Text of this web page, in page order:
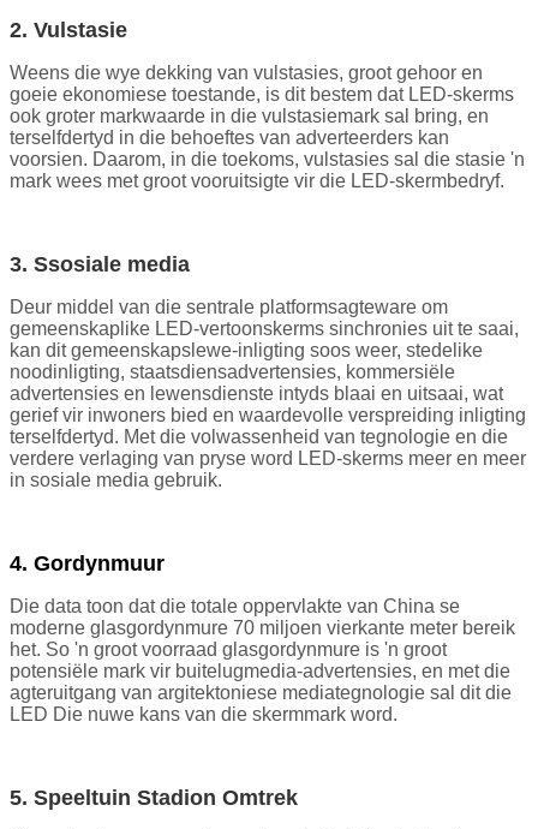
2. Vulstasie
Weens die wye dekking van vulstasies, groot gehoor en
goeie ekonomiese toestande, is dit bestem dat LED-skerms
ook groter markwaarde in die vulstasiemark sal bring, en
terselfdertyd in die behoeftes van adverteerders kan
voorsien. Daarom, in die toekoms, vulstasies sal die stasie 'n
mark wees met groot vooruitsigte vir die LED-skermbedryf.
3. Ssosiale media
Deur middel van die sentrale platformsagteware om
gemeenskaplike LED-vertoonskerms sinchronies uit te saai,
kan dit gemeenskapslewe-inligting soos weer, stedelike
noodinligting, staatsdiensadvertensies, kommersiële
advertensies en lewensdienste intyds blaai en uitsaai, wat
gerief vir inwoners bied en waardevolle verspreiding inligting
terselfdertyd. Met die volwassenheid van tegnologie en die
verdere verlaging van pryse word LED-skerms meer en meer
in sosiale media gebruik.
4. Gordynmuur
Die data toon dat die totale oppervlakte van China se
moderne glasgordynmure 70 miljoen vierkante meter bereik
het. So 'n groot voorraad glasgordynmure is 'n groot
potensiële mark vir buitelugmedia-advertensies, en met die
agteruitgang van argitektoniese mediategnologie sal dit die
LED Die nuwe kans van die skermmark word.
5. Speeltuin Stadion Omtrek